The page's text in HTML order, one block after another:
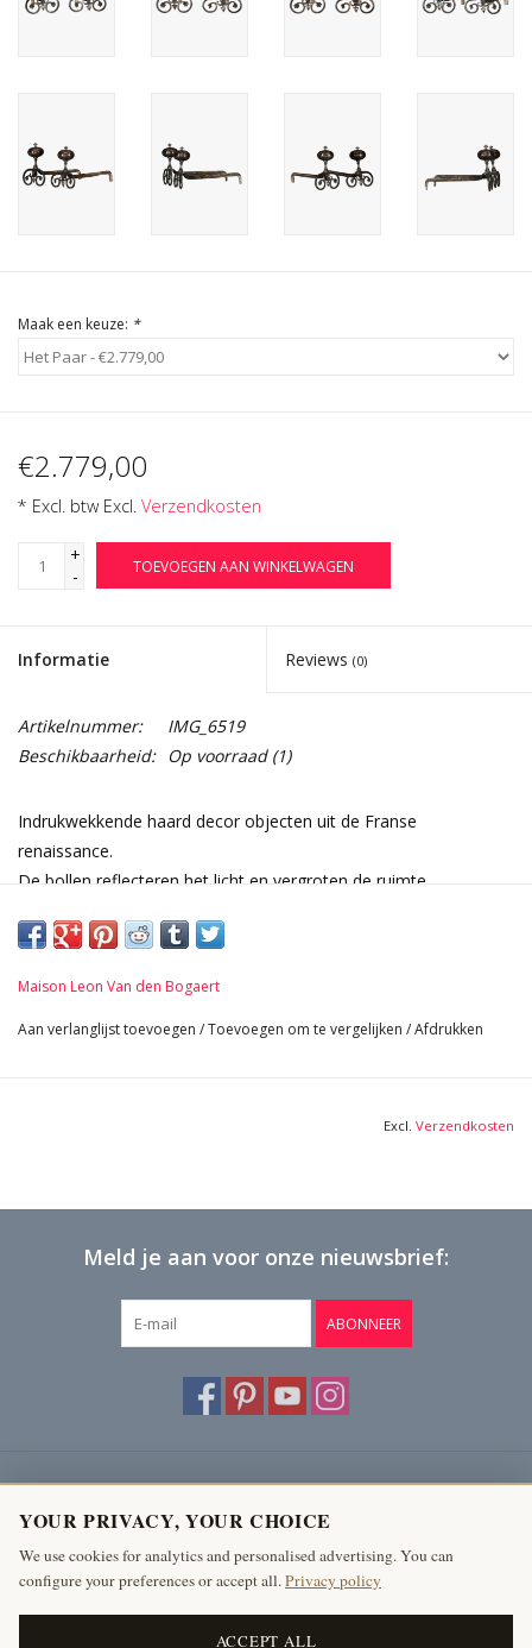
Login
Maak een keuze: *
€2.779,00
* Excl. btw Excl. Verzendkosten
+
-
TOEVOEGEN AAN WINKELWAGEN
Informatie Reviews (0)
Artikelnummer:
IMG_6519
Beschikbaarheid: Op voorraad(1)
Indrukwekkende haard decor objecten uit de Franse
renaissance.
De bollen reflecteren het licht en vergroten de ruimte.
Afmetingen:
27 cm Breedte per stuk 10,63 Inch
54 cm Lengte 21,26 Inch
Maison Leon Van den Bogaert
Aan verlanglijst toevoegen /Toevoegen om te vergelijken /Afdrukken
Excl. Verzendkosten
Meld je aan voor onze nieuwsbrief:
ABONNEER
Producten
Mijn account
The Antique Fireplace Bank
YOUR PRIVACY, YOUR CHOICE
We use cookies for analytics and personalised advertising. You can
configure your preferences or accept all.Privacy policy
ACCEPT ALL